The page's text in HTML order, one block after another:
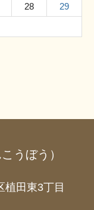
28
29
うぼう）
植田東3丁目